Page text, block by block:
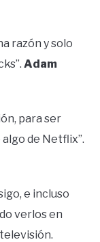
razón y solo
Adam
para ser
de Netflix”.
e incluso
verlos en